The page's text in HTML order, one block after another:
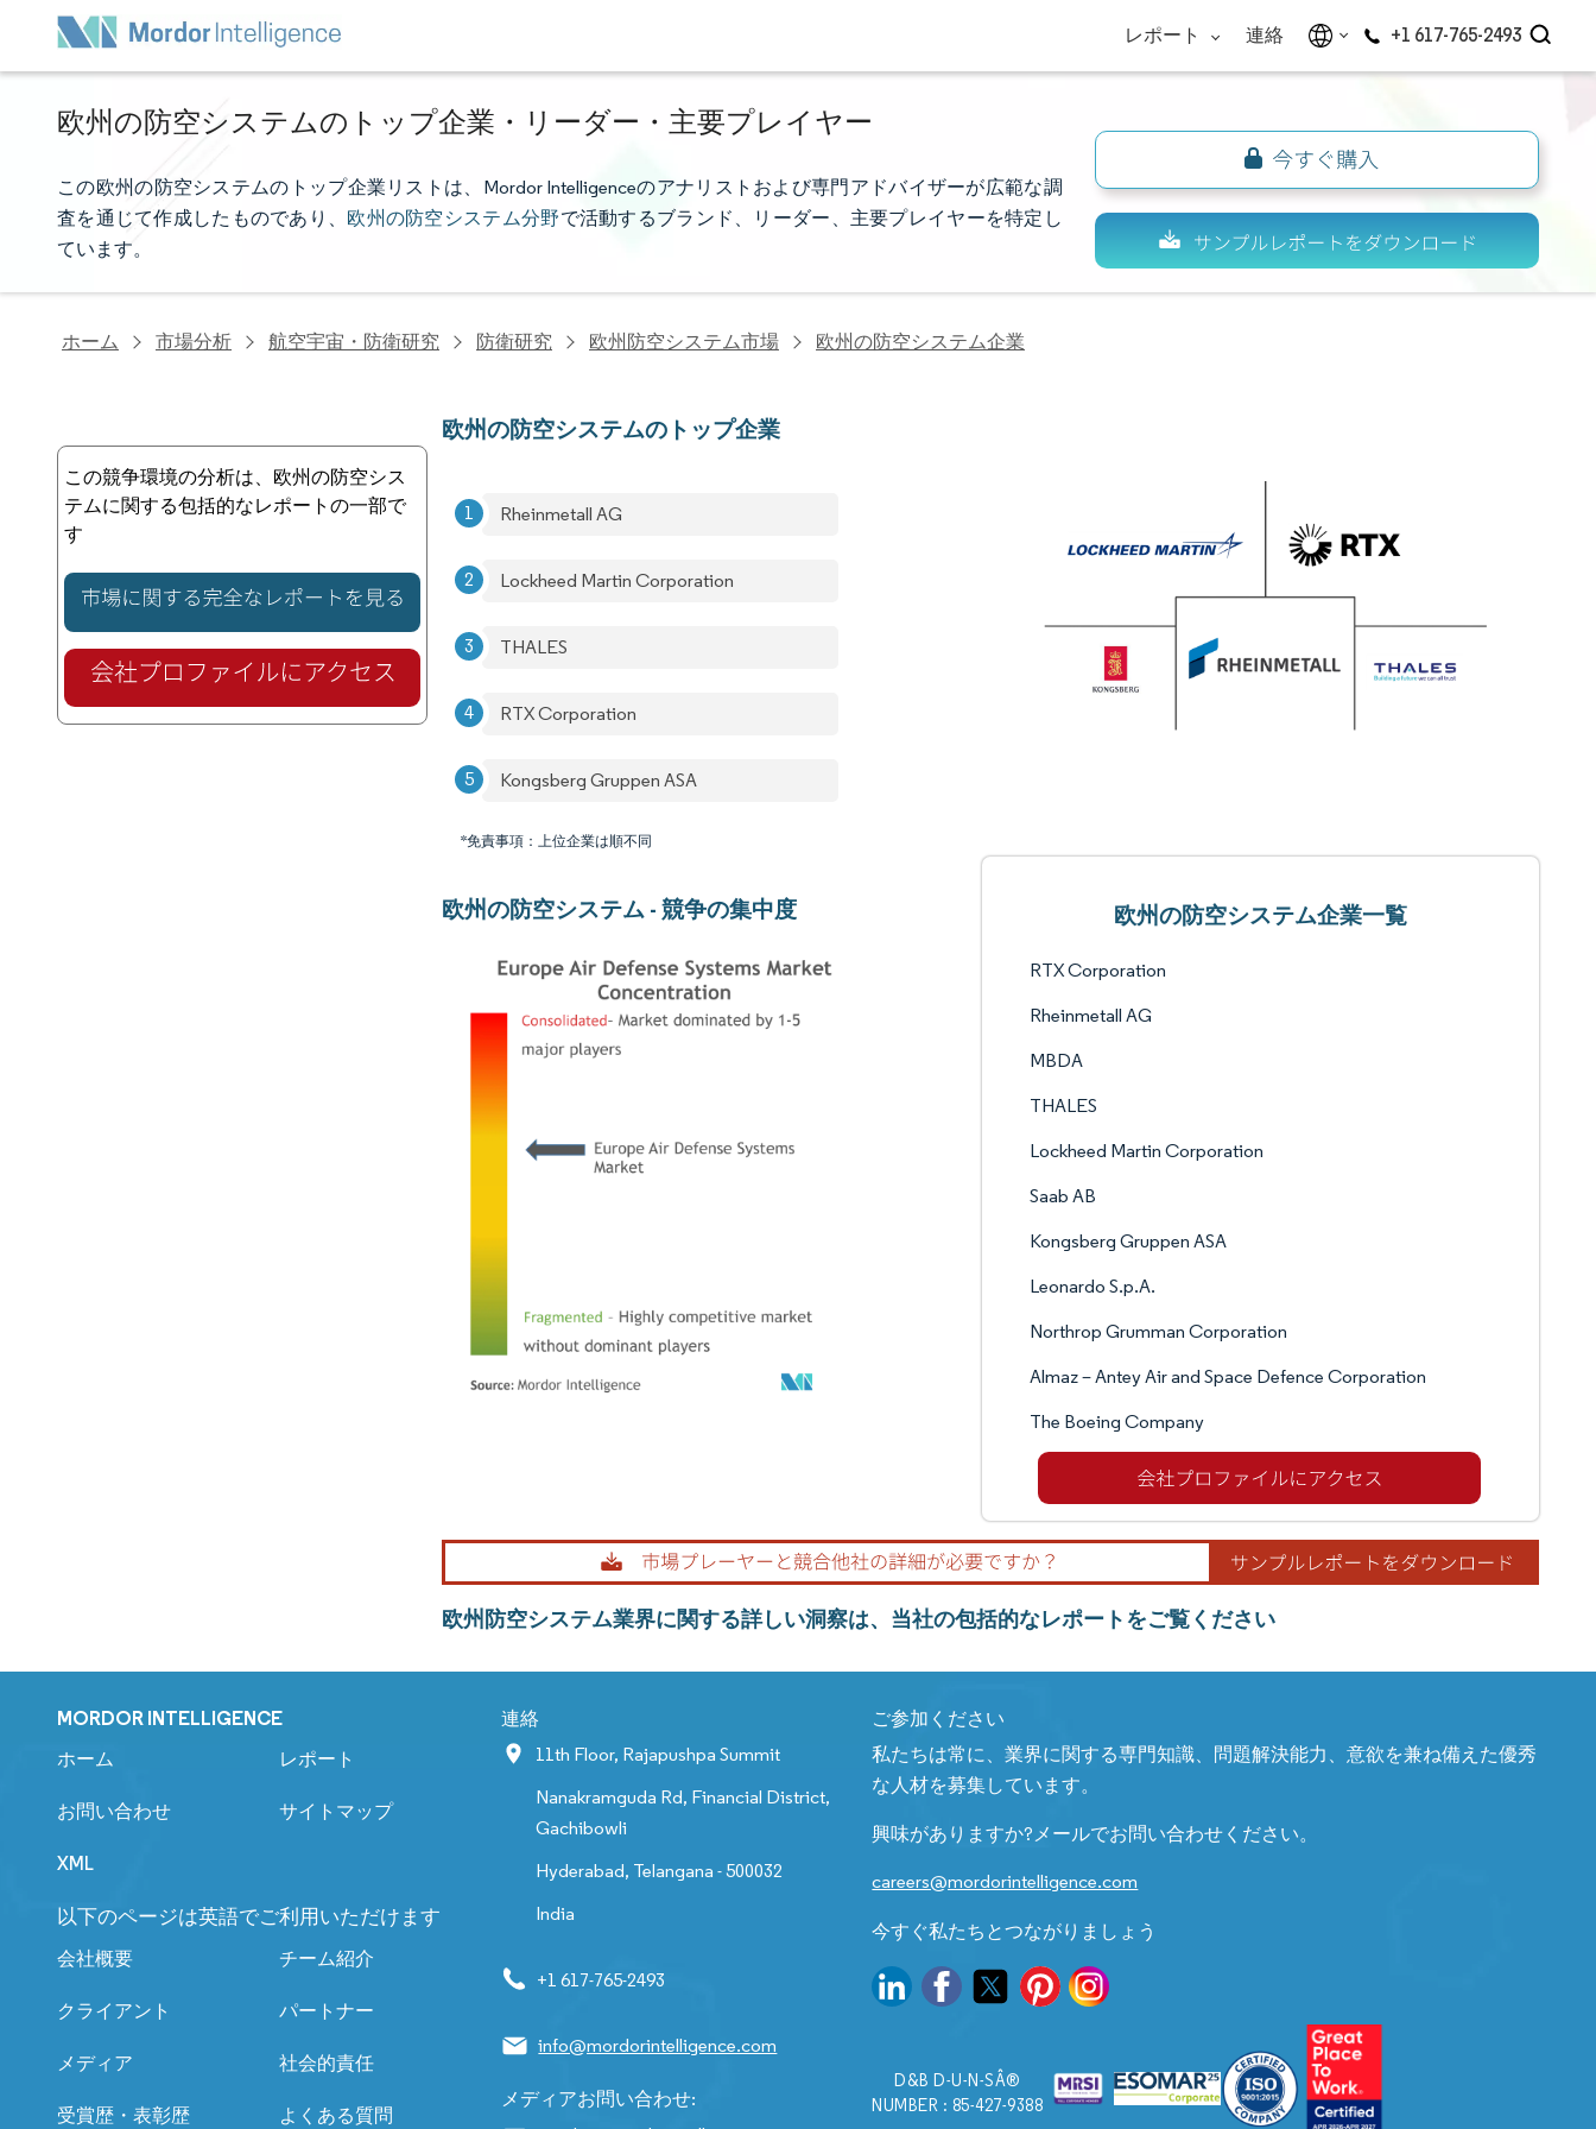
レポート 連絡 +1 617-765-2493
欧州の防空システムのトップ企業・リーダー・主要プレイヤー
この欧州の防空システムのトップ企業リストは、Mordor Intelligenceのアナリストおよび専門アドバイザーが広範な調
査を通じて作成したものであり、 欧州の防空システム分野で活動するブランド、リーダー、主要プレイヤーを特定し
ています。
ホーム 市場分析 航空宇宙・防衛研究 防衛研究 欧州防空システム市場 欧州の防空システム企業
この競争環境の分析は、欧州の防空シス
テムに関する包括的なレポートの一部で
す
欧州の防空システムのトップ企業
Rheinmetall AG
Lockheed Martin Corporation
THALES
RTX Corporation
Kongsberg Gruppen ASA
*免責事項：上位企業は順不同
欧州の防空システム - 競争の集中度 欧州の防空システム企業一覧
RTX Corporation
Rheinmetall AG
MBDA
THALES
Lockheed Martin Corporation
Saab AB
Kongsberg Gruppen ASA
Leonardo S.p.A.
Northrop Grumman Corporation
Almaz – Antey Air and Space Defence Corporation
The Boeing Company
欧州防空システム業界に関する詳しい洞察は、当社の包括的なレポートをご覧ください
MORDOR INTELLIGENCE
ホーム レポート
お問い合わせ サイトマップ
XML
以下のページは英語でご利用いただけます
会社概要 チーム紹介
クライアント パートナー
メディア 社会的責任
受賞歴・表彰歴 よくある質問
連絡
11th Floor, Rajapushpa Summit
Nanakramguda Rd, Financial District,
Gachibowli
Hyderabad, Telangana - 500032
India
+1 617-765-2493
info@mordorintelligence.com
メディアお問い合わせ:
ご参加ください
私たちは常に、業界に関する専門知識、問題解決能力、意欲を兼ね備えた優秀
な人材を募集しています。
興味がありますか?メールでお問い合わせください。
careers@mordorintelligence.com
今すぐ私たちとつながりましょう
D&B D-U-N-SÂ®
NUMBER : 85-427-9388